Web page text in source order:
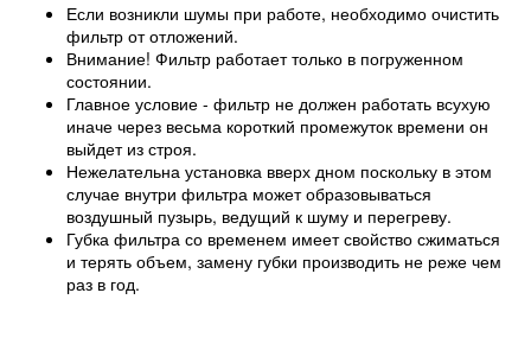
Если возникли шумы при работе, необходимо очистить
фильтр от отложений.
Внимание! Фильтр работает только в погруженном
состоянии.
Главное условие - фильтр не должен работать всухую
иначе через весьма короткий промежуток времени он
выйдет из строя.
Нежелательна установка вверх дном поскольку в этом
случае внутри фильтра может образовываться
воздушный пузырь, ведущий к шуму и перегреву.
Губка фильтра со временем имеет свойство сжиматься
и терять объем, замену губки производить не реже чем
раз в год.